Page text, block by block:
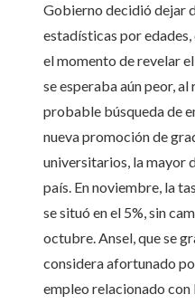
Gobierno decidió dejar
estadísticas por
el momento de revelar
se esperaba aún peor, al
probable búsqueda de
nueva promoción de
universitarios, la mayor
país. En noviembre, la
se situó en el 5%, sin
octubre. Ansel, que se
considera afortunado
empleo relacionado con